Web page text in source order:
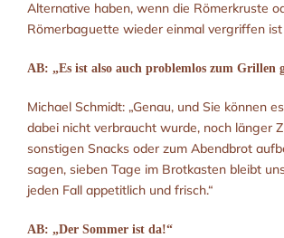
Alternative haben, wenn die Römerkruste
Römerbaguette wieder einmal vergriffen ist
AB: „Es ist also auch problemlos zum Grillen
Michael Schmidt: „Genau, und Sie können
dabei nicht verbraucht wurde, noch länger
sonstigen Snacks oder zum Abendbrot
sagen, sieben Tage im Brotkasten bleibt
jeden Fall appetitlich und frisch.“
AB: „Der Sommer ist da!“